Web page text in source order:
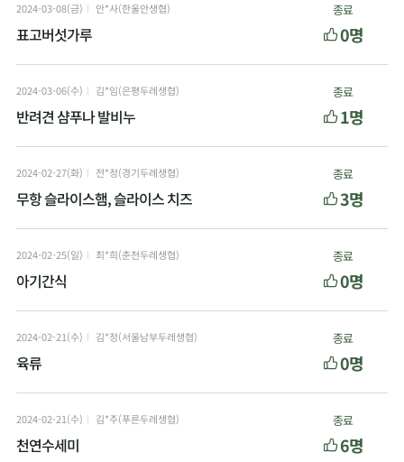
2024-03-08(금) 안*사(한울안생협)
표고버섯가루
종료
0명
2024-03-06(수) 김*임(은평두레생협)
반려견 샴푸나 발비누
종료
1명
2024-02-27(화) 전*정(경기두레생협)
무항 슬라이스햄, 슬라이스 치즈
종료
3명
2024-02-25(일) 최*희(춘천두레생협)
아기간식
종료
0명
2024-02-21(수) 김*정(서울남부두레생협)
육류
종료
0명
2024-02-21(수) 김*주(푸른두레생협)
천연수세미
종료
6명